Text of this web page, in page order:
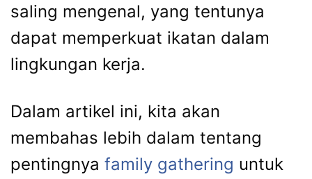
saling mengenal, yang tentunya
dapat memperkuat ikatan dalam
lingkungan kerja.
Dalam artikel ini, kita akan
membahas lebih dalam tentang
pentingnya family gathering untuk